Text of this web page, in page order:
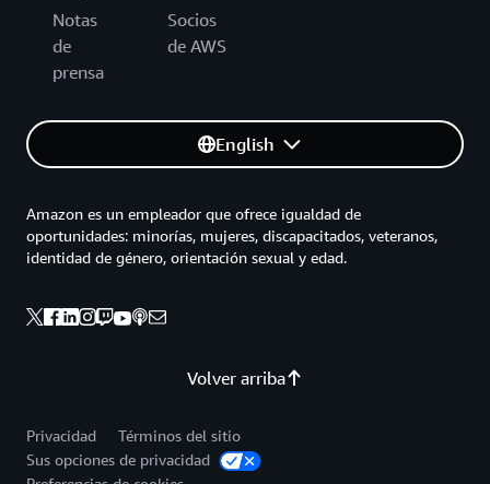
Notas
de
prensa
Socios
de AWS
English
Volver arriba
Amazon es un empleador que ofrece igualdad de
oportunidades: minorías, mujeres, discapacitados, veteranos,
identidad de género, orientación sexual y edad.
Privacidad
Términos del sitio
Sus opciones de privacidad